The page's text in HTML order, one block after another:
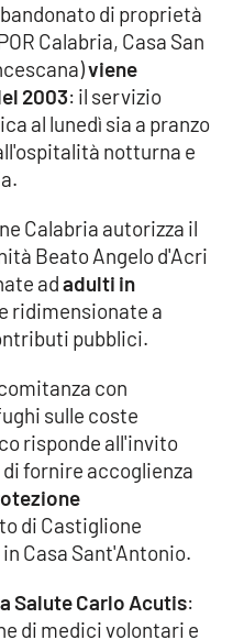
di proprietà
Calabria, Casa San
viene
2003: il servizio
al lunedì sia a pranzo
notturna e
Calabria autorizza il
Beato Angelo d'Acri
adadulti in
ridimensionate a
pubblici.
con
sulle coste
risponde all'invito
fornire accoglienza
di Castiglione
Casa Sant'Antonio.
Salute Carlo Acutis:
di medici volontari e